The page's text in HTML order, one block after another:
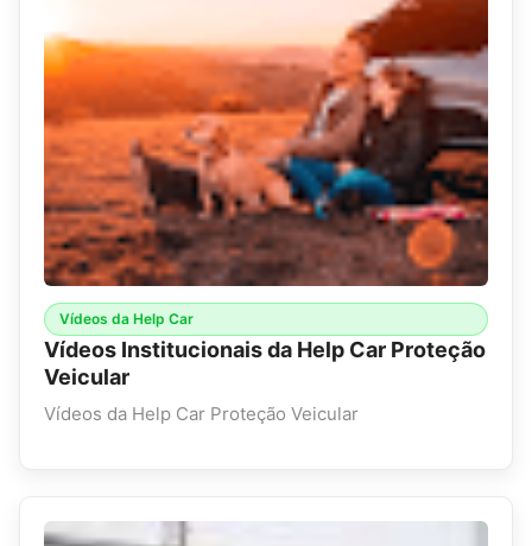
Vídeos da Help Car
Vídeos Institucionais da Help Car Proteção
Veicular
Vídeos da Help Car Proteção Veicular